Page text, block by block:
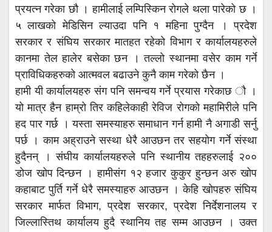
प्रयत्न गरेका छौ । हामीलाई लम्पिस्किन रोगले थला पारेको छ ।
५ लाखको मेडिसिन ल्याउदा पनि १ महिना पुग्दैन । प्रदेश
सरकार र संघिय सरकार मातहत रहेको विभाग र कार्यालयहरुले
कानमा तेल हालेर बसेका छन । तल्लो स्थानमा वसेर काम गर्ने
प्राविधिकहरुको आत्मवल बढाउने कुनै काम गरेको छैन ।
हामी यी कार्यालयहरु संग पनि समन्वय गर्ने प्रयास गरेकाछ ौ ।
यो मात्र हैन हाम्रो तिर कहिलेकाही रेविज रोगको महामिरीले पनि
हद पार गर्छ । यस्ता समस्याहरु समाधान गर्न हामी नै अगाडी सर्नु
पर्छ । काम अह्राउने सस्था धेरै आउछन तर सहयोग गर्ने संस्था
हुदैनन् । संघीय कार्यालयहरुले पनि स्थानीय तहहरुलाई २००
डोज खोप दिन्छन । हामीसंग १२ हजार कुकुर हुन्छन अरु खोप
कहाबाट पुर्ति गर्ने धेरै समस्याहरु आउछन । केहि खोपहरु संघिय
सरकार मार्फत विभाग, प्रदेश सरकार, प्रदेश निर्देशनालय र
जिल्लास्तिथ कार्यालय हुदै स्थानिय तह सम्म आउछन । उक्त